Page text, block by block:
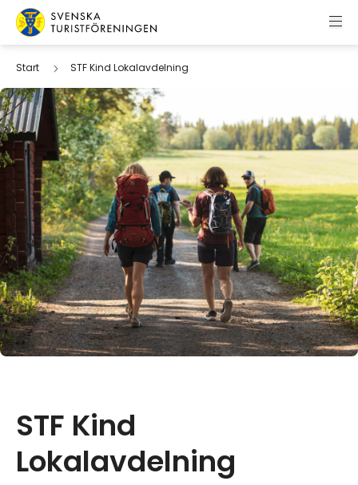
Hoppa till innehåll
Svenska Turistföreningen
Start STF Kind Lokalavdelning
STF Kind
Lokalavdelning